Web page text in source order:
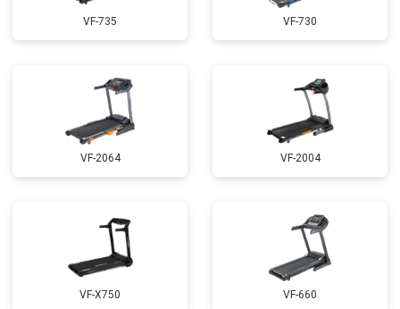
VF-735 VF-730
VF-2064 VF-2004
VF-X750 VF-660